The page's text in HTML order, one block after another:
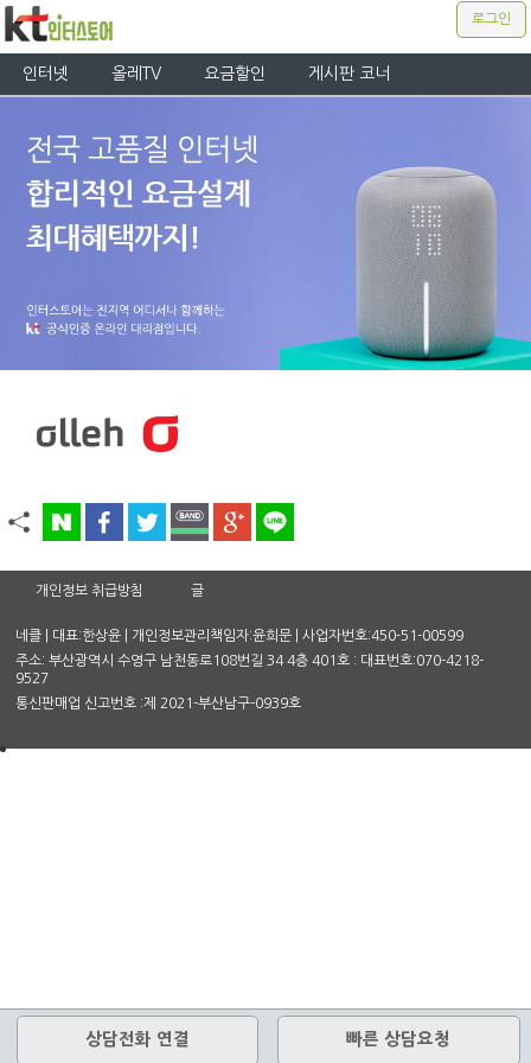
로그인
인터넷 올레TV 요금할인 게시판 코너
개인정보 취급방침 글
네클 | 대표:한상윤 | 개인정보관리책임자:윤희문 | 사업자번호:450-51-00599
주소: 부산광역시 수영구 남천동로108번길 34 4층 401호 : 대표번호:070-4218-
9527
통신판매업 신고번호 :제 2021-부산남구-0939호
상담전화 연결 빠른 상담요청